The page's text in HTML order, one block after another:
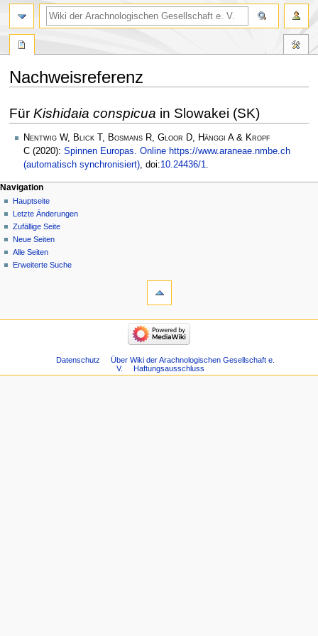
Nachweisreferenz
Navigation
springen
Suche
springen
Für Kishidaia conspicua in Slowakei (SK)
Nentwig W, Blick T, Bosmans R, Gloor D, Hänggi A & Kropf
C (2020): Spinnen Europas. Online https://www.araneae.nmbe.ch
(automatisch synchronisiert), doi:10.24436/1.
Navigation
Hauptseite
Letzte Änderungen
Zufällige Seite
Neue Seiten
Alle Seiten
Erweiterte Suche
Datenschutz
Über Wiki der Arachnologischen Gesellschaft e.
V.
Haftungsausschluss